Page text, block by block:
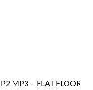
MP3 – FLAT FLOOR